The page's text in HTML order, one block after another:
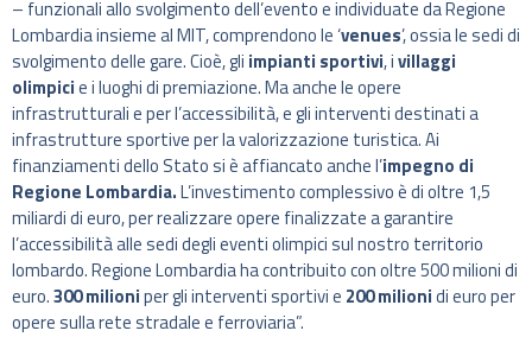
– funzionali allo svolgimento dell’evento e individuate da Regione
Lombardia insieme al MIT, comprendono le ‘venues’, ossia le sedi di
svolgimento delle gare. Cioè, gli impianti sportivi, ivillaggi
olimpicie i luoghi di premiazione. Ma anche le opere
infrastrutturali e per l’accessibilità, e gli interventi destinati a
infrastrutture sportive per la valorizzazione turistica. Ai
finanziamenti dello Stato si è affiancato anche l’impegno di
Regione Lombardia.L’investimento complessivo è di oltre 1,5
miliardi di euro, per realizzare opere finalizzate a garantire
l’accessibilità alle sedi degli eventi olimpici sul nostro territorio
lombardo. Regione Lombardia ha contribuito con oltre 500 milioni di
euro.300 milioniper gli interventi sportivi e 200 milionidi euro per
opere sulla rete stradale e ferroviaria”.